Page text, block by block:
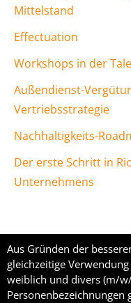
Mittelstand
Effectuation
Workshops in der
Außendienst-
Vertriebsstrategie
Nachhaltigkeits-
Der erste Schritt in
Unternehmens
Aus Gründen der
gleichzeitige
weiblich und divers (m/